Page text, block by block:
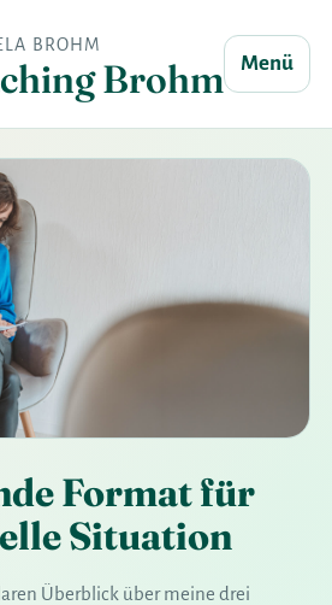
BROHM
Brohm Menü
Format für
Situation
Überblick über meine drei